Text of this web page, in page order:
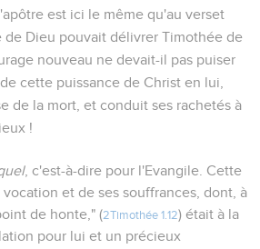
est ici le même qu'au verset
de Dieu pouvait délivrer Timothée de
nouveau ne devait-il pas puiser
cette puissance de Christ en lui,
de la mort, et conduit ses rachetés à
!
, c'est-à-dire pour l'Evangile. Cette
et de ses souffrances, dont, à
de honte," (2Timothée 1.12) était à la
pour lui et un précieux